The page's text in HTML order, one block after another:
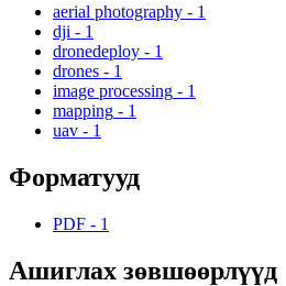
aerial photography - 1
dji - 1
dronedeploy - 1
drones - 1
image processing - 1
mapping - 1
uav - 1
Форматууд
PDF - 1
Ашиглах зөвшөөрлүүд